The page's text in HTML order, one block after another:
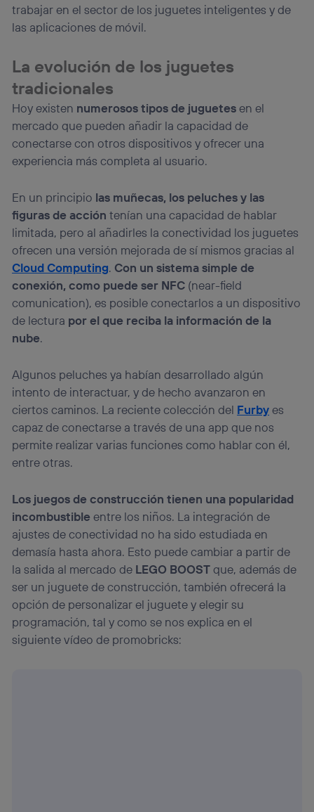
trabajar en el sector de los juguetes inteligentes y de
las aplicaciones de móvil.
La evolución de los juguetes
tradicionales
Hoy existen numerosos tipos de juguetesen el
mercado que pueden añadir la capacidad de
conectarse con otros dispositivos y ofrecer una
experiencia más completa al usuario.
En un principio las muñecas, los peluches y las
figuras de acción tenían una capacidad de hablar
limitada, pero al añadirles la conectividad los juguetes
ofrecen una versión mejorada de sí mismos gracias al
Cloud Computing. Con un sistema simple de
conexión, como puede ser NFC (near-field
comunication), es posible conectarlos a un dispositivo
de lectura por el que reciba la información de la
nube.
Algunos peluches ya habían desarrollado algún
intento de interactuar, y de hecho avanzaron en
ciertos caminos. La reciente colección del Furbyes
capaz de conectarse a través de una app que nos
permite realizar varias funciones como hablar con él,
entre otras.
Los juegos de construcción tienen una popularidad
incombustible entre los niños. La integración de
ajustes de conectividad no ha sido estudiada en
demasía hasta ahora. Esto puede cambiar a partir de
la salida al mercado de LEGO BOOSTque, además de
ser un juguete de construcción, también ofrecerá la
opción de personalizar el juguete y elegir su
programación, tal y como se nos explica en el
siguiente vídeo de promobricks: